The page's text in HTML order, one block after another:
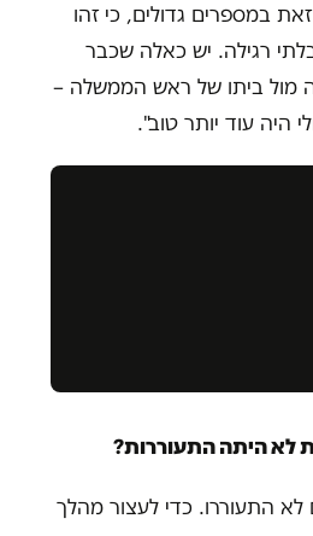
במספרים גדולים, כי זהו
רגילה. יש כאלה שכבר
מול ביתו של ראש הממשלה –
היה עוד יותר טוב".
לא היתה התעוררות?
לא התעוררו. כדי לעצור מהלך